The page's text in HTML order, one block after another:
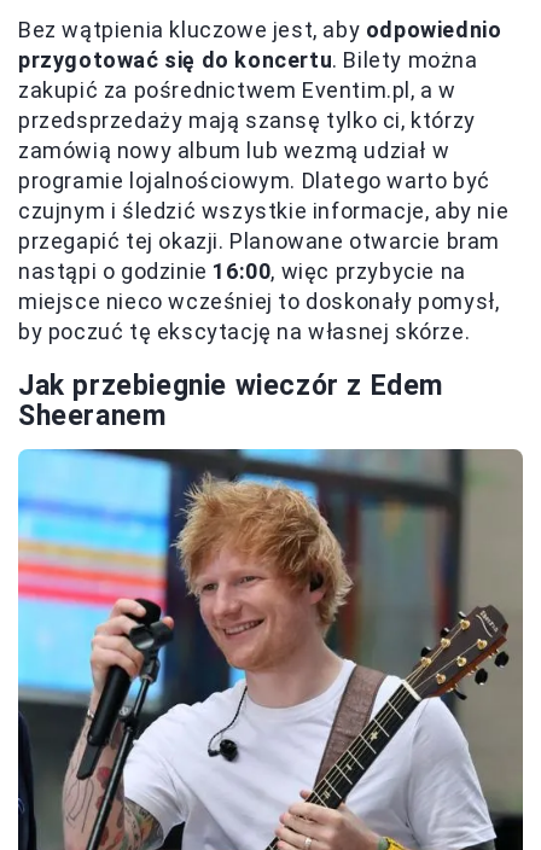
Bez wątpienia kluczowe jest, aby odpowiednio
przygotować się do koncertu. Bilety można
zakupić za pośrednictwem Eventim.pl, a w
przedsprzedaży mają szansę tylko ci, którzy
zamówią nowy album lub wezmą udział w
programie lojalnościowym. Dlatego warto być
czujnym i śledzić wszystkie informacje, aby nie
przegapić tej okazji. Planowane otwarcie bram
nastąpi o godzinie 16:00, więc przybycie na
miejsce nieco wcześniej to doskonały pomysł,
by poczuć tę ekscytację na własnej skórze.
Jak przebiegnie wieczór z Edem
Sheeranem